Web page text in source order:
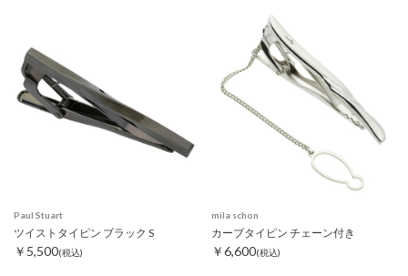
Paul Stuart
ツイストタイピン ブラック S
￥5,500(税込)
mila schon
カーブタイピン チェーン付き
￥6,600(税込)